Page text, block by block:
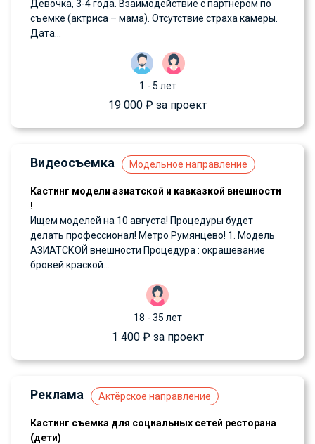
Девочка, 3-4 года. Взаимодействие с партнером по
съемке (актриса – мама). Отсутствие страха камеры.
Дата...
1 - 5 лет
19 000 ₽ за проект
Видеосъемка Модельное направление
Кастинг модели азиатской и кавказкой внешности
!
Ищем моделей на 10 августа! Процедуры будет
делать профессионал! Метро Румянцево! 1. Модель
АЗИАТСКОЙ внешности Процедура : окрашевание
бровей краской...
18 - 35 лет
1 400 ₽ за проект
Реклама Актёрское направление
Кастинг съемка для социальных сетей ресторана
(дети)